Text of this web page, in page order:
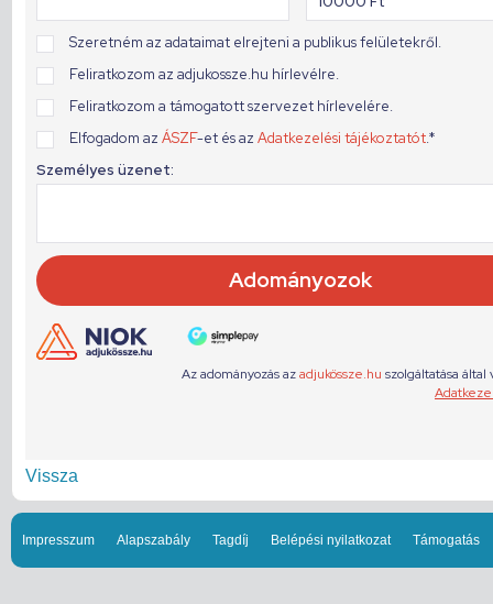
Vissza
Impresszum Alapszabály Tagdíj Belépési nyilatkozat Támogatás